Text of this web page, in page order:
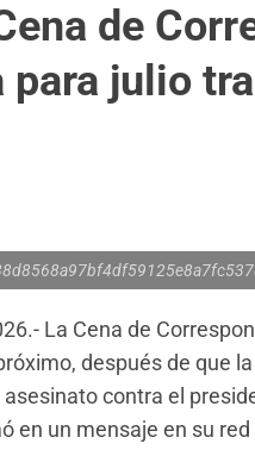
de
para julio
La Cena de
después de que
contra el
en un mensaje en su